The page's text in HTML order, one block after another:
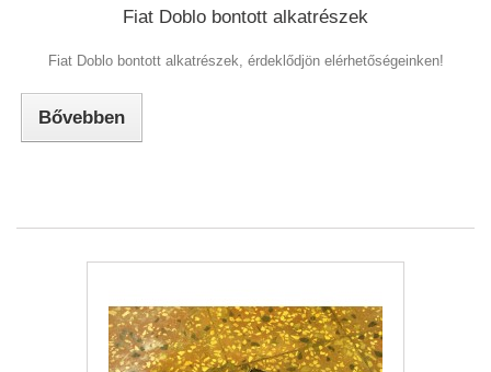
Fiat Doblo bontott alkatrészek
Fiat Doblo bontott alkatrészek, érdeklődjön elérhetőségeinken!
Bővebben